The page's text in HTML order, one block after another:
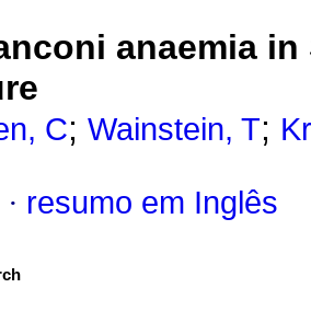
anaemia
C; Wainstein, T;
· resumo em Inglês